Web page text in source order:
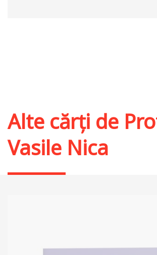
Alte cărți de
Vasile Nica